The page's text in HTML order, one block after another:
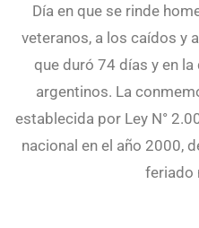
Día en que se rinde
veteranos, a los caídos y
que duró 74 días y en
argentinos. La
establecida por Ley N°
nacional en el año 2000,
feriado